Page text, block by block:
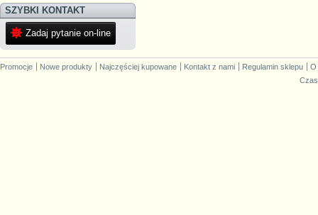
SZYBKI KONTAKT
Zadaj pytanie on-line
Promocje Nowe produkty Najczęściej kupowane Kontakt z nami Regulamin sklepu
O